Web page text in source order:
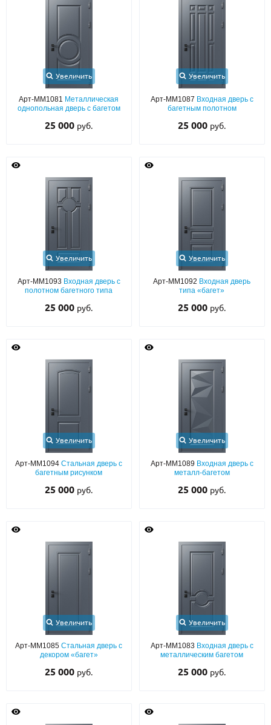
С реечным дизайном
ПО ОСОБЕННОСТЯМ
ПО КОНСТРУКЦИИ
Популярные двери
УСТАНОВКА
О НАС
Металлические двери от производителя с доставкой и установкой в
ПН-СБ - с 9:00 до 21:00, ВС - до 19:00
+7 (495) 411-44-41
INFO@META-M.RU
Записаться на замер
Увеличить
Арт-ММ1081 Металлическая
однопольная дверь с багетом
25 000 руб.
Увеличить
Арт-ММ1087 Входная дверь с
багетным полотном
25 000 руб.
Увеличить
Арт-ММ1093 Входная дверь с
полотном багетного типа
25 000 руб.
Увеличить
Арт-ММ1092 Входная дверь
типа «багет»
25 000 руб.
Увеличить
Арт-ММ1094Стальная дверь с
багетным рисунком
25 000 руб.
Увеличить
Арт-ММ1089 Входная дверь с
металл-багетом
25 000 руб.
Увеличить
Арт-ММ1085Стальная дверь с
декором «багет»
25 000 руб.
Увеличить
Арт-ММ1083 Входная дверь с
металлическим багетом
25 000 руб.